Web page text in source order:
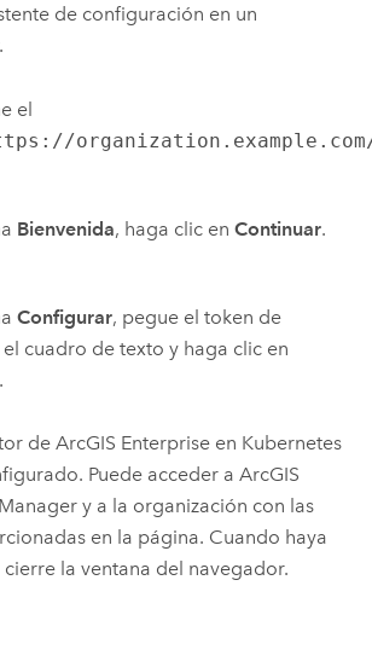
de configuración en un
el
Bienvenida, haga clic en Continuar.
Configurar, pegue el token de
cuadro de texto y haga clic en
de ArcGIS Enterprise en Kubernetes
Puede acceder a ArcGIS
y a la organización con las
en la página. Cuando haya
la ventana del navegador.